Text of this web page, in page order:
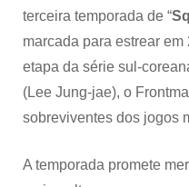
terceira temporada de “
marcada para estrear
etapa da série sul-
(Lee Jung-jae), o
sobreviventes dos jogos
A temporada promete